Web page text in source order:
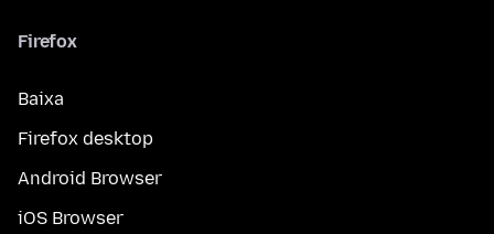
Firefox
Baixa
Firefox desktop
Android Browser
iOS Browser